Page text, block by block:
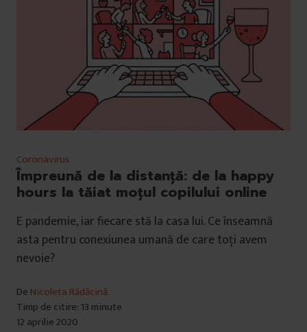
Coronavirus
Împreună de la distanță: de la happy
hours la tăiat moțul copilului online
E pandemie, iar fiecare stă la casa lui. Ce înseamnă
asta pentru conexiunea umană de care toți avem
nevoie?
De Nicoleta Rădăcină
Timp de citire: 13 minute
12 aprilie 2020